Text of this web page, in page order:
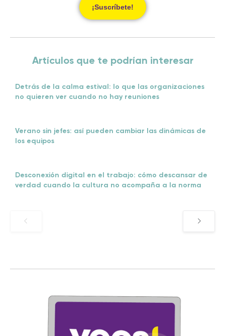
¡Suscríbete!
Artículos que te podrían interesar
Detrás de la calma estival: lo que las organizaciones
no quieren ver cuando no hay reuniones
Verano sin jefes: así pueden cambiar las dinámicas de
los equipos
Desconexión digital en el trabajo: cómo descansar de
verdad cuando la cultura no acompaña a la norma